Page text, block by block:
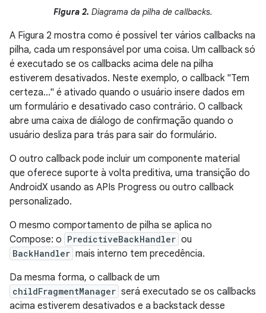
Figura 2. Diagrama da pilha de callbacks.
A Figura 2 mostra como é possível ter vários callbacks na
pilha, cada um responsável por uma coisa. Um callback só
é executado se os callbacks acima dele na pilha
estiverem desativados. Neste exemplo, o callback "Tem
certeza..." é ativado quando o usuário insere dados em
um formulário e desativado caso contrário. O callback
abre uma caixa de diálogo de confirmação quando o
usuário desliza para trás para sair do formulário.
O outro callback pode incluir um componente material
que oferece suporte à volta preditiva, uma transição do
AndroidX usando as APIs Progress ou outro callback
personalizado.
O mesmo comportamento de pilha se aplica no
Compose: o PredictiveBackHandler ou
BackHandler mais interno tem precedência.
Da mesma forma, o callback de um
childFragmentManager será executado se os callbacks
acima estiverem desativados e a backstack desse